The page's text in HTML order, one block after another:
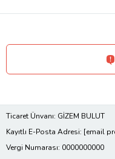
Ticaret Ünvanı: GİZEM BULUT
Kayıtlı E-Posta Adresi: [email
Vergi Numarası: 0000000000